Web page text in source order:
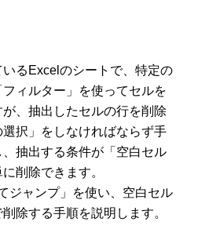
るExcelのシートで、特定の
ィルター」を使ってセルを
、抽出したセルの行を削除
択」をしなければならず手
抽出する条件が「空白セル
削除できます。
ジャンプ」を使い、空白セル
除する手順を説明します。